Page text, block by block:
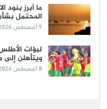
ما أبرز بنود
المحتمل
9 أغسطس 2026
لبؤات
ويتأهلن إلى
8 أغسطس 2026